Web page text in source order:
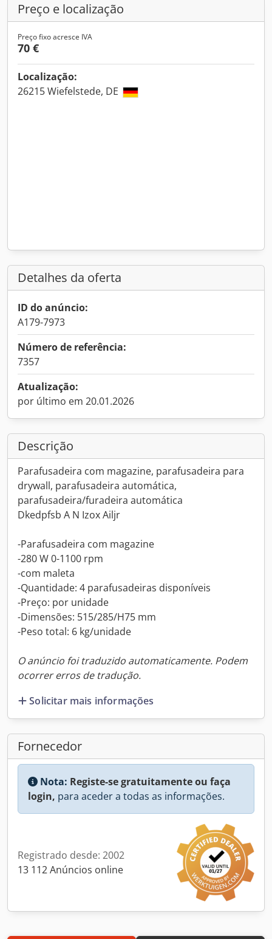
Preço e localização
Preço fixo acresce IVA
70 €
Localização:
26215 Wiefelstede, DE
Detalhes da oferta
ID do anúncio:
A179-7973
Número de referência:
7357
Atualização:
por último em 20.01.2026
Descrição
Parafusadeira com magazine, parafusadeira para
drywall, parafusadeira automática,
parafusadeira/furadeira automática
Dkedpfsb A N Izox Ailjr
-Parafusadeira com magazine
-280 W 0-1100 rpm
-com maleta
-Quantidade: 4 parafusadeiras disponíveis
-Preço: por unidade
-Dimensões: 515/285/H75 mm
-Peso total: 6 kg/unidade
O anúncio foi traduzido automaticamente. Podem
ocorrer erros de tradução.
Solicitar mais informações
Fornecedor
Nota: Registe-se gratuitamente ou faça
login, para aceder a todas as informações.
Registrado desde: 2002
13 112 Anúncios online